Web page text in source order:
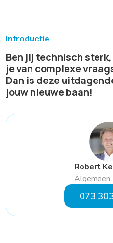
Introductie
Ben jij technisch
je van complexe
Dan is deze
jouw nieuwe baan!
Robert
Algemeen
073